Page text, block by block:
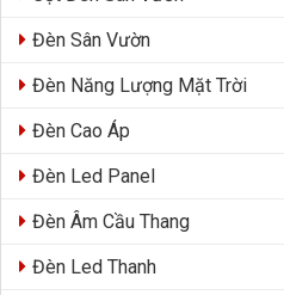
Đèn Sân Vườn
Đèn Năng Lượng Mặt Trời
Đèn Cao Áp
Đèn Led Panel
Đèn Âm Cầu Thang
Đèn Led Thanh